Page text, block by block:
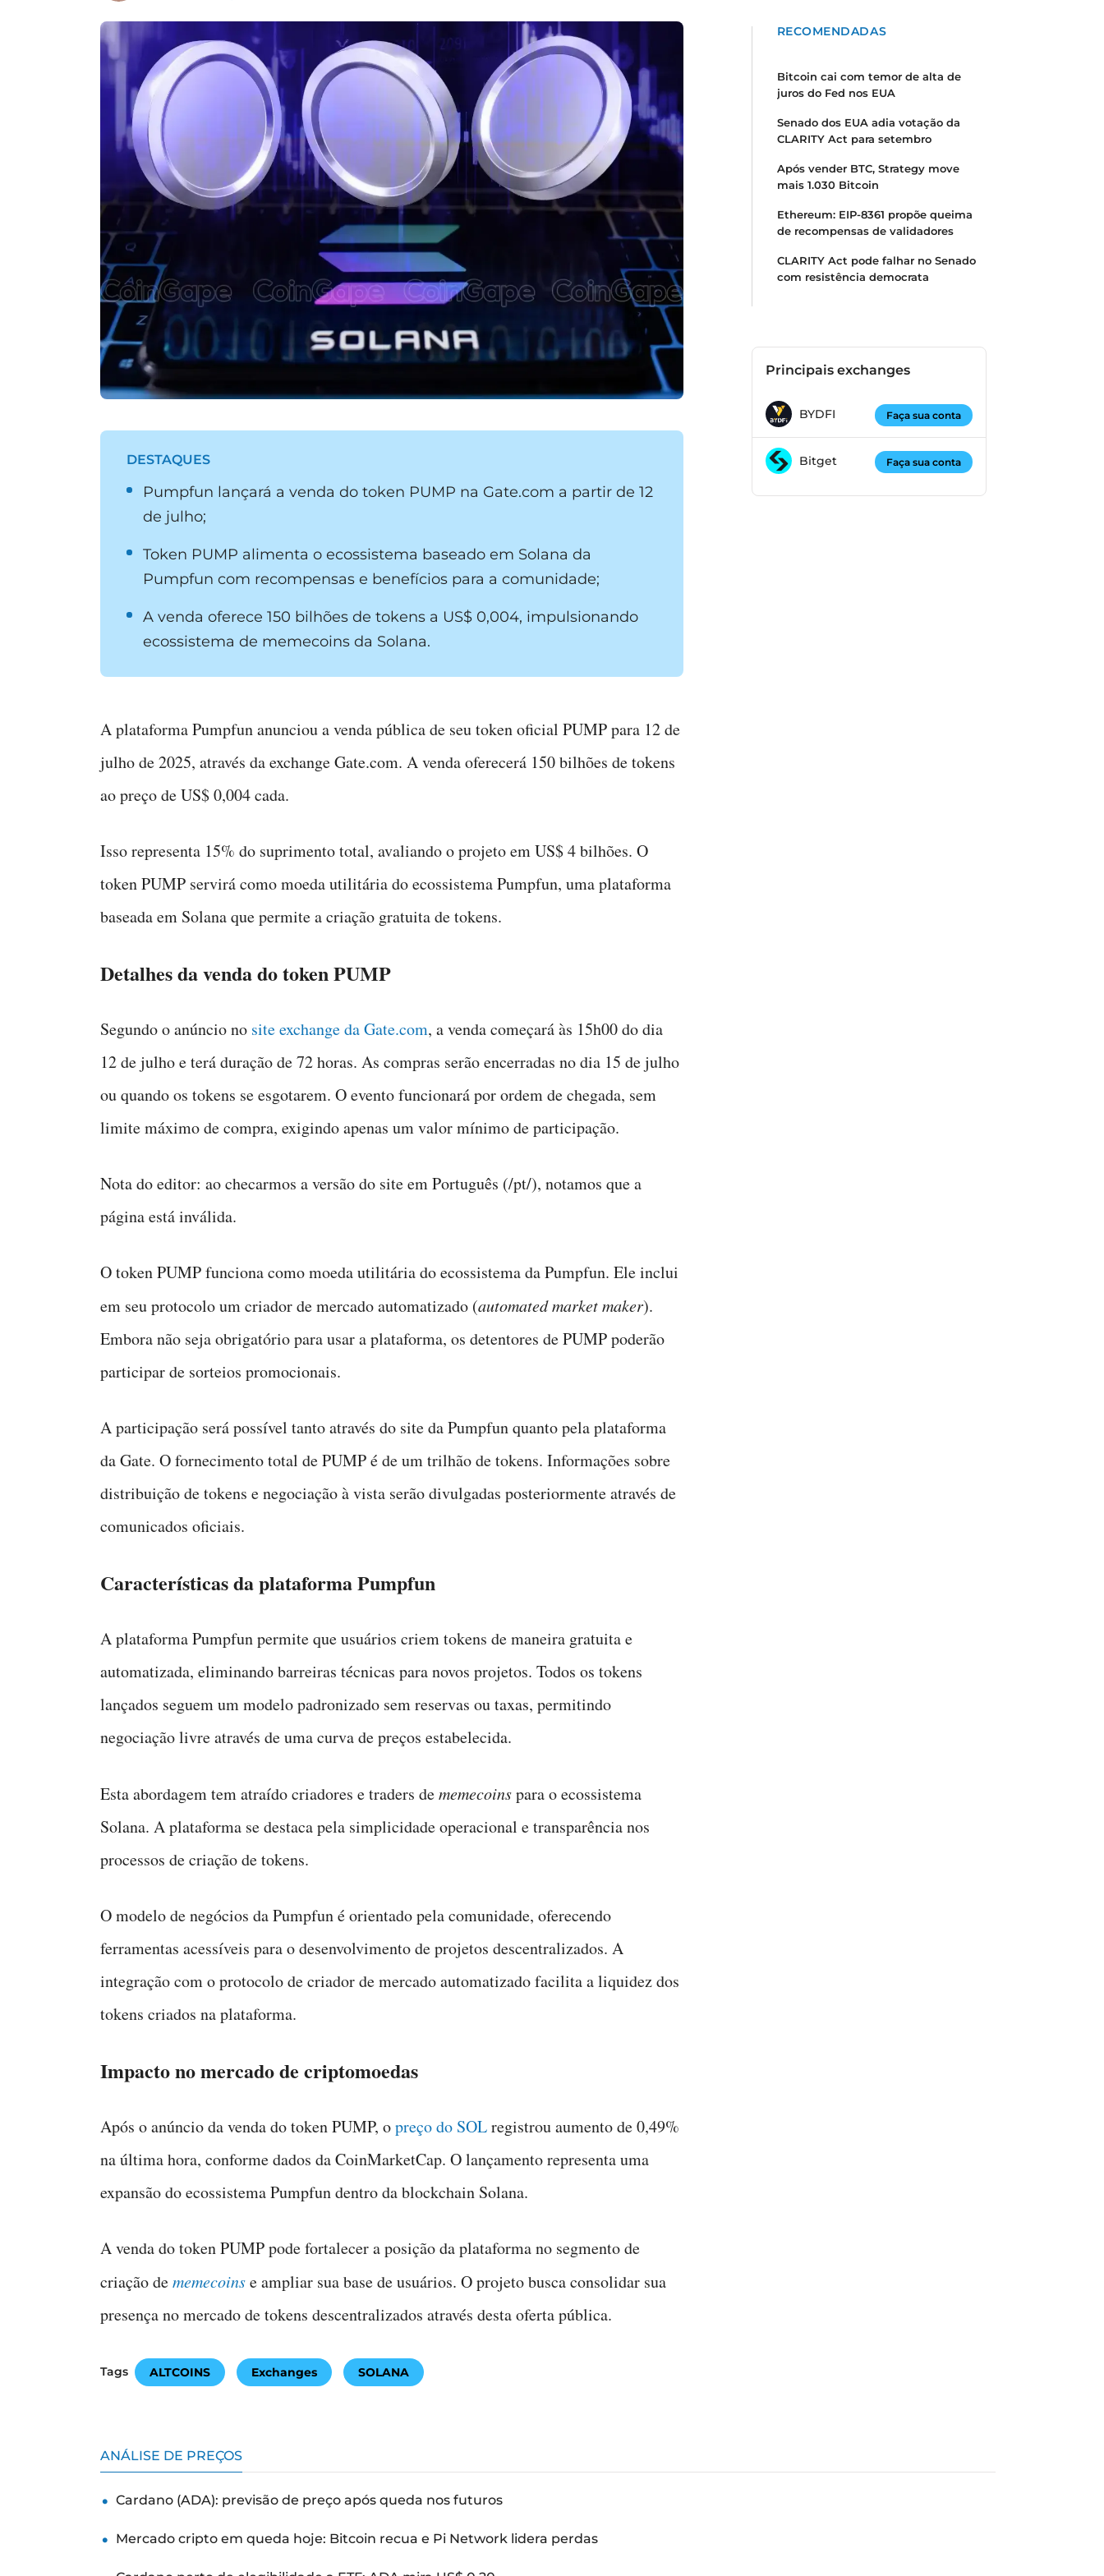
DESTAQUES
Pumpfun lançará a venda do token PUMP na Gate.com a partir de 12
de julho;
Token PUMP alimenta o ecossistema baseado em Solana da
Pumpfun com recompensas e benefícios para a comunidade;
A venda oferece 150 bilhões de tokens a US$ 0,004, impulsionando
ecossistema de memecoins da Solana.
A plataforma Pumpfun anunciou a venda pública de seu token oficial PUMP para 12 de
julho de 2025, através da exchange Gate.com. A venda oferecerá 150 bilhões de tokens
ao preço de US$ 0,004 cada.
Isso representa 15% do suprimento total, avaliando o projeto em US$ 4 bilhões. O
token PUMP servirá como moeda utilitária do ecossistema Pumpfun, uma plataforma
baseada em Solana que permite a criação gratuita de tokens.
Detalhes da venda do token PUMP
Segundo o anúncio no site exchange da Gate.com, a venda começará às 15h00 do dia
12 de julho e terá duração de 72 horas. As compras serão encerradas no dia 15 de julho
ou quando os tokens se esgotarem. O evento funcionará por ordem de chegada, sem
limite máximo de compra, exigindo apenas um valor mínimo de participação.
Nota do editor: ao checarmos a versão do site em Português (/pt/), notamos que a
página está inválida.
O token PUMP funciona como moeda utilitária do ecossistema da Pumpfun. Ele inclui
em seu protocolo um criador de mercado automatizado (automated market maker).
Embora não seja obrigatório para usar a plataforma, os detentores de PUMP poderão
participar de sorteios promocionais.
A participação será possível tanto através do site da Pumpfun quanto pela plataforma
da Gate. O fornecimento total de PUMP é de um trilhão de tokens. Informações sobre
distribuição de tokens e negociação à vista serão divulgadas posteriormente através de
comunicados oficiais.
Características da plataforma Pumpfun
A plataforma Pumpfun permite que usuários criem tokens de maneira gratuita e
automatizada, eliminando barreiras técnicas para novos projetos. Todos os tokens
lançados seguem um modelo padronizado sem reservas ou taxas, permitindo
negociação livre através de uma curva de preços estabelecida.
Esta abordagem tem atraído criadores e traders dememecoinspara o ecossistema
Solana. A plataforma se destaca pela simplicidade operacional e transparência nos
processos de criação de tokens.
O modelo de negócios da Pumpfun é orientado pela comunidade, oferecendo
ferramentas acessíveis para o desenvolvimento de projetos descentralizados. A
integração com o protocolo de criador de mercado automatizado facilita a liquidez dos
tokens criados na plataforma.
Impacto no mercado de criptomoedas
Após o anúncio da venda do token PUMP, opreço do SOLregistrou aumento de 0,49%
na última hora, conforme dados da CoinMarketCap. O lançamento representa uma
expansão do ecossistema Pumpfun dentro da blockchain Solana.
A venda do token PUMP pode fortalecer a posição da plataforma no segmento de
criação dememecoinse ampliar sua base de usuários. O projeto busca consolidar sua
presença no mercado de tokens descentralizados através desta oferta pública.
Tags ALTCOINS Exchanges SOLANA
RECOMENDADAS
Bitcoin cai com temor de alta de
juros do Fed nos EUA
Senado dos EUA adia votação da
CLARITY Act para setembro
Após vender BTC, Strategy move
mais 1.030 Bitcoin
Ethereum: EIP-8361 propõe queima
de recompensas de validadores
CLARITY Act pode falhar no Senado
com resistência democrata
Principais exchanges
BYDFI Faça sua conta
Bitget Faça sua conta
ANÁLISE DE PREÇOS
Cardano (ADA): previsão de preço após queda nos futuros
Mercado cripto em queda hoje: Bitcoin recua e Pi Network lidera perdas